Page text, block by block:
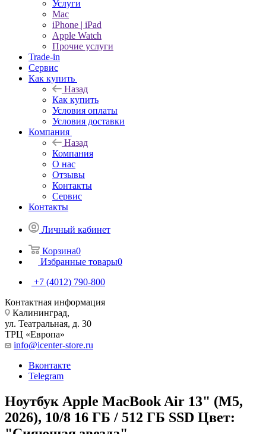
Услуги
Mac
iPhone | iPad
Apple Watch
Прочие услуги
Trade-in
Сервис
Как купить
Назад
Как купить
Условия оплаты
Условия доставки
Компания
Назад
Компания
О нас
Отзывы
Контакты
Сервис
Контакты
Личный кабинет
Корзина0
Избранные товары0
+7 (4012) 790-800
Контактная информация
Калининград,
ул. Театральная, д. 30
ТРЦ «Европа»
info@icenter-store.ru
Вконтакте
Telegram
Ноутбук Apple MacBook Air 13" (M5,
2026), 10/8 16 ГБ / 512 ГБ SSD Цвет: